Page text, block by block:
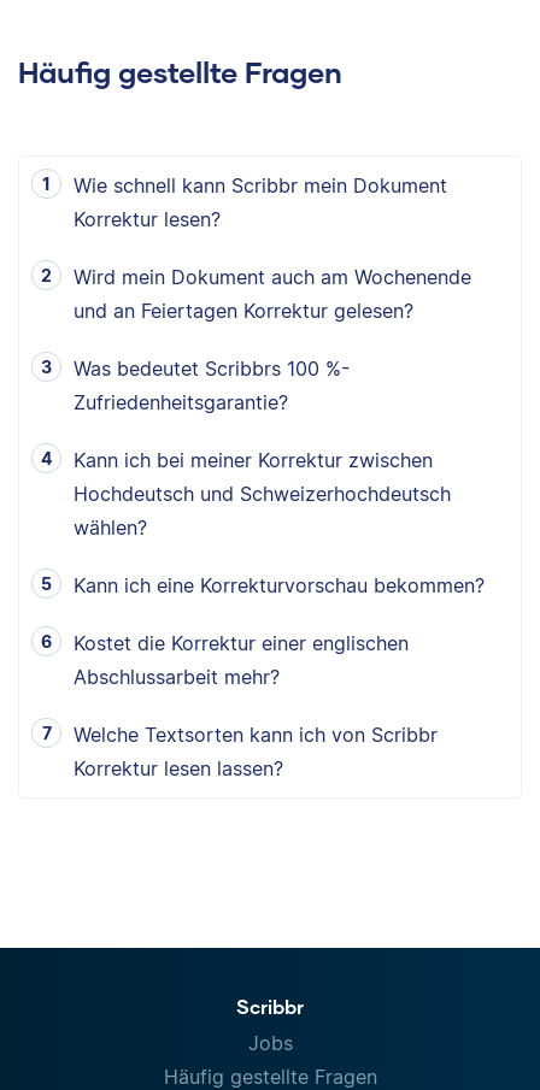
Häufig gestellte Fragen
Wie schnell kann Scribbr mein Dokument
Korrektur lesen?
Wird mein Dokument auch am Wochenende
und an Feiertagen Korrektur gelesen?
Was bedeutet Scribbrs 100 %-
Zufriedenheitsgarantie?
Kann ich bei meiner Korrektur zwischen
Hochdeutsch und Schweizerhochdeutsch
wählen?
Kann ich eine Korrekturvorschau bekommen?
Kostet die Korrektur einer englischen
Abschlussarbeit mehr?
Welche Textsorten kann ich von Scribbr
Korrektur lesen lassen?
Scribbr
Jobs
Häufig gestellte Fragen